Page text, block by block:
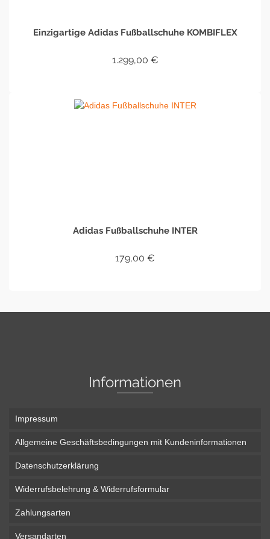
Einzigartige Adidas Fußballschuhe KOMBIFLEX
1.299,00 €
Adidas Fußballschuhe INTER
179,00 €
Informationen
Impressum
Allgemeine Geschäftsbedingungen mit Kundeninformationen
Datenschutzerklärung
Widerrufsbelehrung & Widerrufsformular
Zahlungsarten
Versandarten